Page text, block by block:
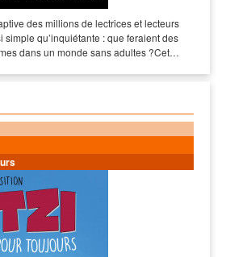
des millions de lectrices et lecteurs
qu’inquiétante : que feraient des
dans un monde sans adultes ?Cet…